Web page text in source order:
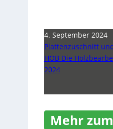
4. September 2024
Plattenzuschnitt
HOB Die
2024
Mehr